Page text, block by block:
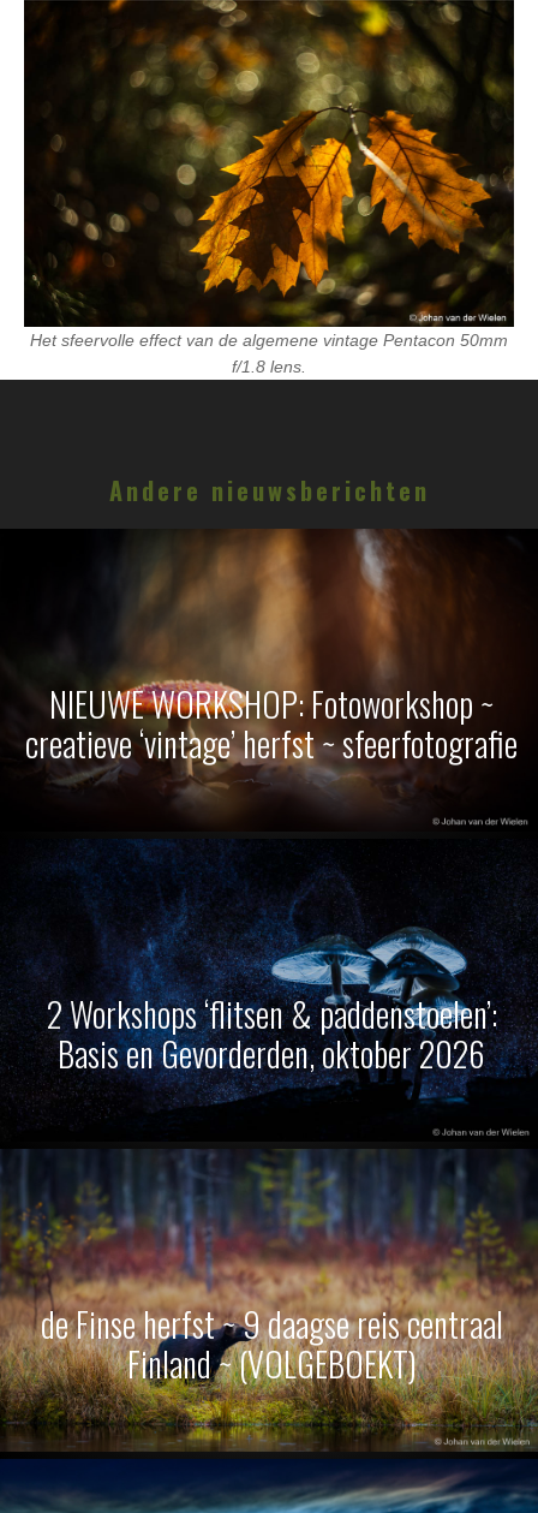
Het sfeervolle effect van de algemene vintage Pentacon 50mm
f/1.8 lens.
Andere nieuwsberichten
NIEUWE WORKSHOP: Fotoworkshop ~
creatieve ‘vintage’ herfst ~ sfeerfotografie
2 Workshops ‘flitsen & paddenstoelen’:
Basis en Gevorderden, oktober 2026
de Finse herfst ~ 9 daagse reis centraal
Finland ~ (VOLGEBOEKT)